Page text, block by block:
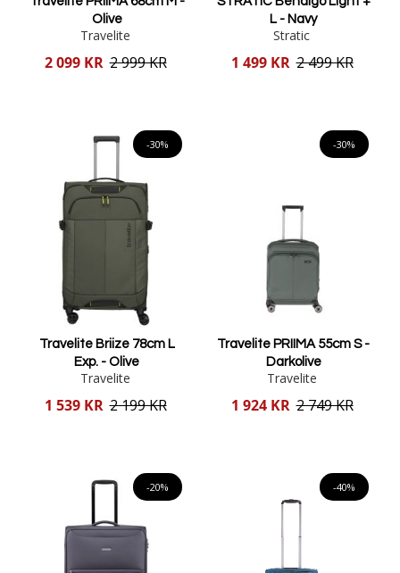
Olive
Travelite
Reducerat
2 099 KR 2 999 KR
L - Navy
Stratic
Reducerat
1 499 KR 2 499 KR
-30%
Travelite Briize 78cm L
Exp. - Olive
Travelite
Reducerat
1 539 KR 2 199 KR
-30%
Travelite PRIIMA 55cm S -
Darkolive
Travelite
Reducerat
1 924 KR 2 749 KR
-20% -40%